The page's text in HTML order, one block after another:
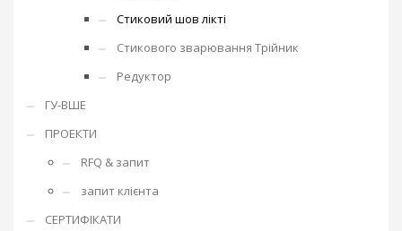
Стиковий шов лікті
Стикового зварювання Трійник
Редуктор
ГУ-ВШЕ
ПРОЕКТИ
RFQ & запит
запит клієнта
СЕРТИФІКАТИ